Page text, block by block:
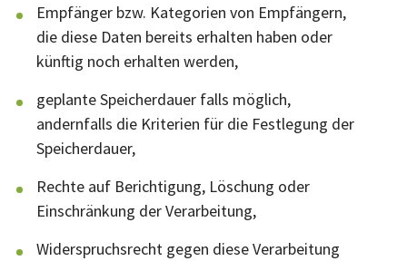
Empfänger bzw. Kategorien von Empfängern,
die diese Daten bereits erhalten haben oder
künftig noch erhalten werden,
geplante Speicherdauer falls möglich,
andernfalls die Kriterien für die Festlegung der
Speicherdauer,
Rechte auf Berichtigung, Löschung oder
Einschränkung der Verarbeitung,
Widerspruchsrecht gegen diese Verarbeitung